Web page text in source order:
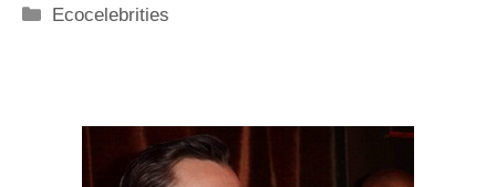
Categorie
Ecocelebrities